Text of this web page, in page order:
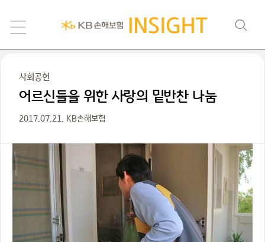
사회공헌
어르신들을 위한 사랑의 밑반찬 나눔
2017.07.21. KB손해보험